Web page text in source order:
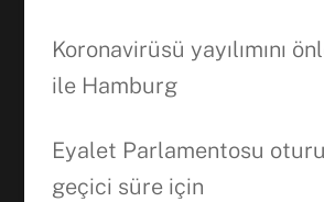
Koronavirüsü yayılımını
ile Hamburg
Eyalet Parlamentosu
geçici süre için